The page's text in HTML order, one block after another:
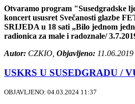
Otvaramo program "Susedgradske
koncert ususret Svečanosti glazbe
SRIJEDA u 18 sati „Bilo jednom
radionica za male i radoznale/
Autor: CZKIO, Objavljeno:
USKRS U SUSEDGRADU /
OBJAVLJENO: 04.03.2024 11:37